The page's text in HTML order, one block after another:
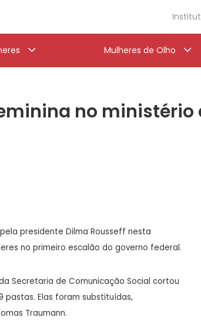
Mulheres de Olho
no ministério
presidente Dilma Rousseff nesta
no primeiro escalão do governo federal.
Secretaria de Comunicação Social cortou
pastas. Elas foram substituídas,
Traumann.